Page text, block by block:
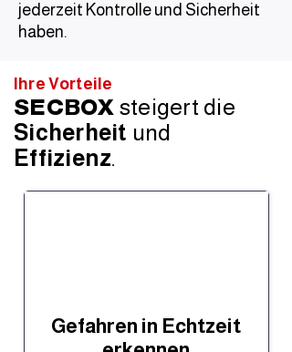
jederzeit Kontrolle und Sicherheit
haben.
Ihre Vorteile
SECBOX steigert die
Sicherheit und
Effizienz.
Gefahren in Echtzeit